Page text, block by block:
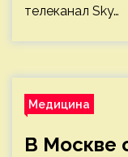
телеканал Sky…
Медицина
В Москве